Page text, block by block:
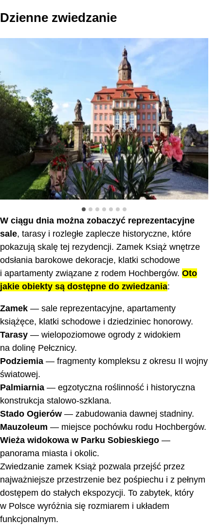
Dzienne zwiedzanie
Zamek Książ w Polsce
W ciągu dnia można zobaczyć reprezentacyjne
sale, tarasy i rozległe zaplecze historyczne, które
pokazują skalę tej rezydencji. Zamek Książ wnętrze
odsłania barokowe dekoracje, klatki schodowe
i apartamenty związane z rodem Hochbergów. Oto
jakie obiekty są dostępne do zwiedzania:
Zamek — sale reprezentacyjne, apartamenty
książęce, klatki schodowe i dziedziniec honorowy.
Tarasy — wielopoziomowe ogrody z widokiem
na dolinę Pełcznicy.
Podziemia — fragmenty kompleksu z okresu II wojny
światowej.
Palmiarnia — egzotyczna roślinność i historyczna
konstrukcja stalowo-szklana.
Stado Ogierów — zabudowania dawnej stadniny.
Mauzoleum — miejsce pochówku rodu Hochbergów.
Wieża widokowa w Parku Sobieskiego —
panorama miasta i okolic.
Zwiedzanie zamek Książ pozwala przejść przez
najważniejsze przestrzenie bez pośpiechu i z pełnym
dostępem do stałych ekspozycji. To zabytek, który
w Polsce wyróżnia się rozmiarem i układem
funkcjonalnym.